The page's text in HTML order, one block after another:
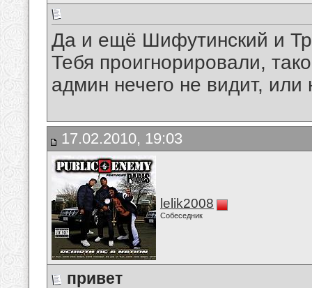
Да и ещё Шифутинский и
Тебя проигнорировали,
админ нечего не видит, или
17.02.2010, 19:03
lelik2008
Собеседник
привет